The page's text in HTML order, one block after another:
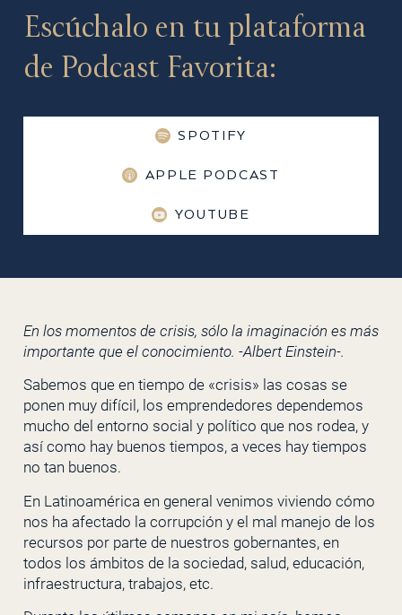
Escúchalo en tu plataforma
de Podcast Favorita:
SPOTIFY
APPLE PODCAST
YOUTUBE
En los momentos de crisis, sólo la imaginación es más
importante que el conocimiento. -Albert Einstein-.
Sabemos que en tiempo de «crisis» las cosas se
ponen muy difícil, los emprendedores dependemos
mucho del entorno social y político que nos rodea, y
así como hay buenos tiempos, a veces hay tiempos
no tan buenos.
En Latinoamérica en general venimos viviendo cómo
nos ha afectado la corrupción y el mal manejo de los
recursos por parte de nuestros gobernantes, en
todos los ámbitos de la sociedad, salud, educación,
infraestructura, trabajos, etc.